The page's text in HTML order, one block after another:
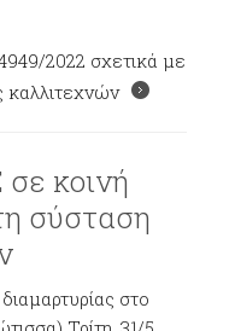
2022 σχετικά με
καλλιτεχνών
κοινή
σύσταση
στο